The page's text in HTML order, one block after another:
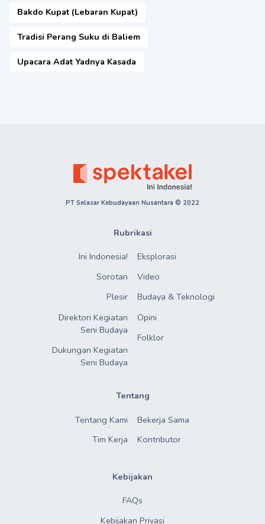
Bakdo Kupat (Lebaran Kupat)
Tradisi Perang Suku di Baliem
Upacara Adat Yadnya Kasada
PT Selasar Kebudayaan Nusantara © 2022
Rubrikasi
Ini Indonesia!
Sorotan
Plesir
Direktori Kegiatan
Seni Budaya
Dukungan Kegiatan
Seni Budaya
Eksplorasi
Video
Budaya & Teknologi
Opini
Folklor
Tentang
Tentang Kami
Tim Kerja
Bekerja Sama
Kontributor
Kebijakan
FAQs
Kebijakan Privasi